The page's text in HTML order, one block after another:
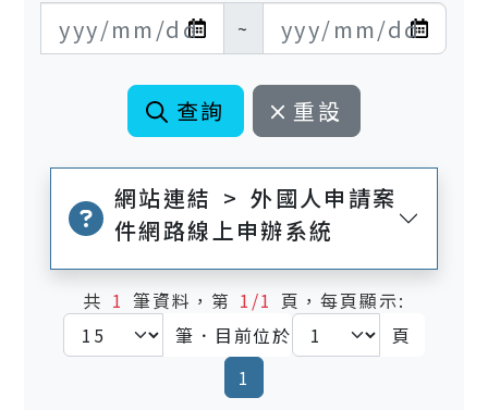
更新日期開始
~
更新日期結束
查詢 重設
網站連結 > 外國人申請案
件網路線上申辦系統
共 1筆資料，第 1/1 頁，每頁顯示:
筆．目前位於
頁
1